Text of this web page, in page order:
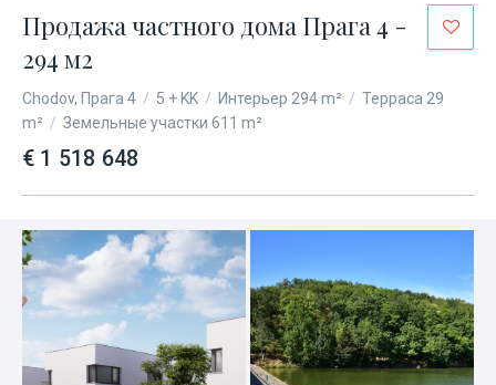
Продажа частного дома Прага 4 -
294 м2
Chodov, Прага 4 / 5 + KK / Интерьер 294 m² / Терраса 29
m² / Земельные участки 611 m²
€ 1 518 648